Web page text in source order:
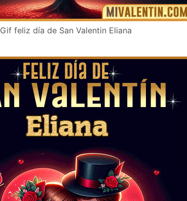
Gif feliz día de San Valentin Eliana